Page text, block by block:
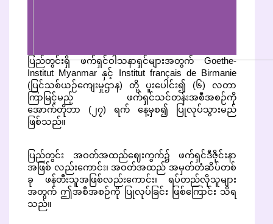
ပြည်တွင်းရှိ ဖက်ရှင်ဝါသနာရှင်များအတွက် Goethe-
Institut Myanmar နှင့် Institut français de Birmanie
(ပြင်သစ်ယဉ်ကျေးမှုဌာန) တို့ ပူးပေါင်း၍ (၆) လတာ
ကြာမြင့်မည့် ဖက်ရှင်သင်တန်းအစီအစဉ်ကို
အောက်တိုဘာ (၂၇) ရက် နေ့မှစ၍ ပြုလုပ်သွားမည်
ဖြစ်သည်။
ပြည်တွင်း အဝတ်အထည်ဈေးကွက်၌ ဖက်ရှင်ဒီဇိုင်းနာ
အဖြစ် လည်းကောင်း၊ အဝတ်အထည် အမှတ်တံဆိပ်တစ်
ခု ဖန်တီးသူအဖြစ်လည်းကောင်း၊ ရပ်တည်လိုသူများ
အတွက် ဤအစီအစဉ်ကို ပြုလုပ်ခြင်း ဖြစ်ကြောင်း သိရ
သည်။